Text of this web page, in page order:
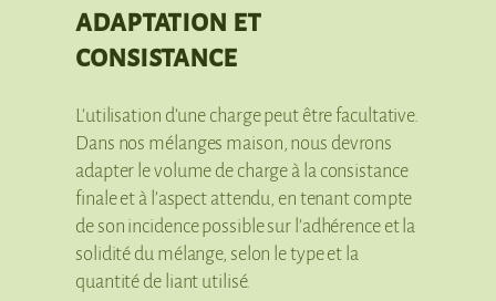
adaptation et
consistance
L’utilisation d’une charge peut être facultative.
Dans nos mélanges maison, nous devrons
adapter le volume de charge à la consistance
finale et à l’aspect attendu, en tenant compte
de son incidence possible sur l’adhérence et la
solidité du mélange, selon le type et la
quantité de liant utilisé.